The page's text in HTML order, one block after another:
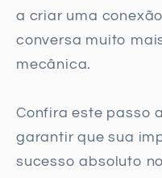
a criar uma
conversa muito
mecânica.
Confira este passo
garantir que sua
sucesso absoluto